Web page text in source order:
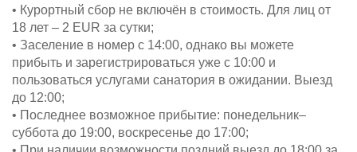
• Курортный сбор не включён в стоимость. Для лиц от
18 лет – 2 EUR за сутки;
• Заселение в номер с 14:00, однако вы можете
прибыть и зарегистрироваться уже с 10:00 и
пользоваться услугами санатория в ожидании. Выезд
до 12:00;
• Последнее возможное прибытие: понедельник–
суббота до 19:00, воскресенье до 17:00;